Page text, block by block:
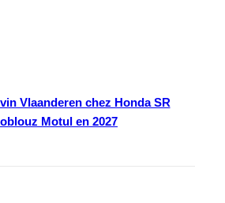
Vlaanderen chez Honda SR
Motul en 2027